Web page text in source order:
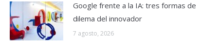
Google frente a la IA: tres formas de
dilema del innovador
7 agosto, 2026